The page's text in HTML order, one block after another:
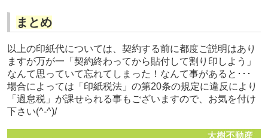
まとめ
以上の印紙代については、契約する前に都度ご説明はあり
ますが万が一「契約終わってから貼付して割り印しよう」
なんて思っていて忘れてしまった！なんて事があると･･･
場合によっては「印紙税法」の第20条の規定に違反により
「過怠税」が課せられる事もございますので、お気を付け
下さい(^-^)/